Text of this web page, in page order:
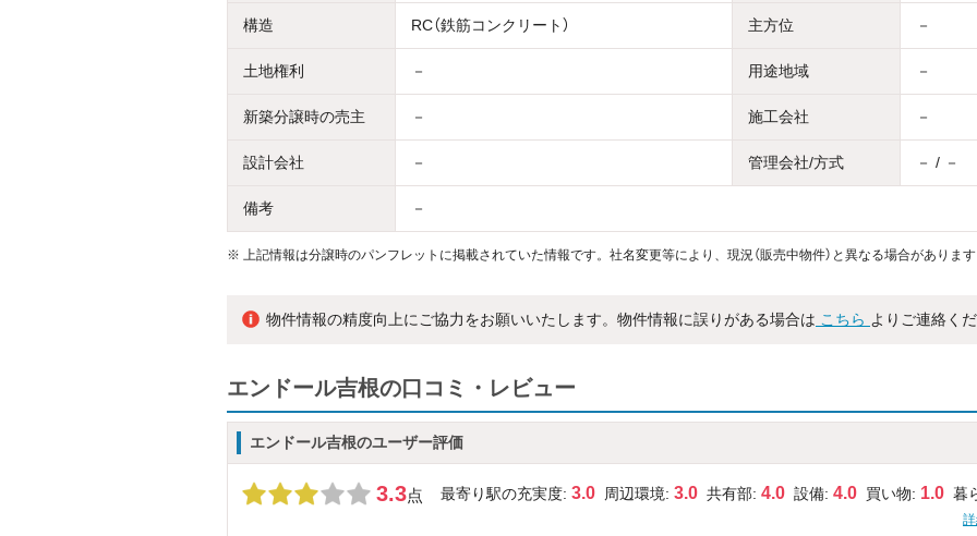
構造 RC（鉄筋コンクリート） 主方位 －
土地権利 － 用途地域 －
新築分譲時の売主 － 施工会社 －
設計会社 － 管理会社/方式 － / －
備考 －
※ 上記情報は分譲時のパンフレットに掲載されていた情報です。社名変更等により、現況（販売中物件）と異なる場合がありま
物件情報の精度向上にご協力をお願いいたします。物件情報に誤りがある場合は こちら よりご連絡く
エンドール吉根の口コミ・レビュー
エンドール吉根のユーザー評価
3.3点 最寄り駅の充実度: 3.0 周辺環境: 3.0 共有部: 4.0 設備: 4.0 買い物: 1.0 暮